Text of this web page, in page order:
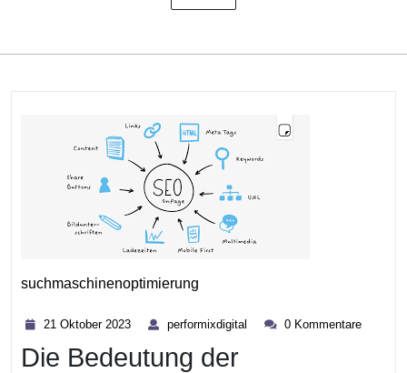
suchmaschinenoptimierung
21 Oktober 2023
2023
performixdigital performixdigital
0 Kommentare
Die Bedeutung der